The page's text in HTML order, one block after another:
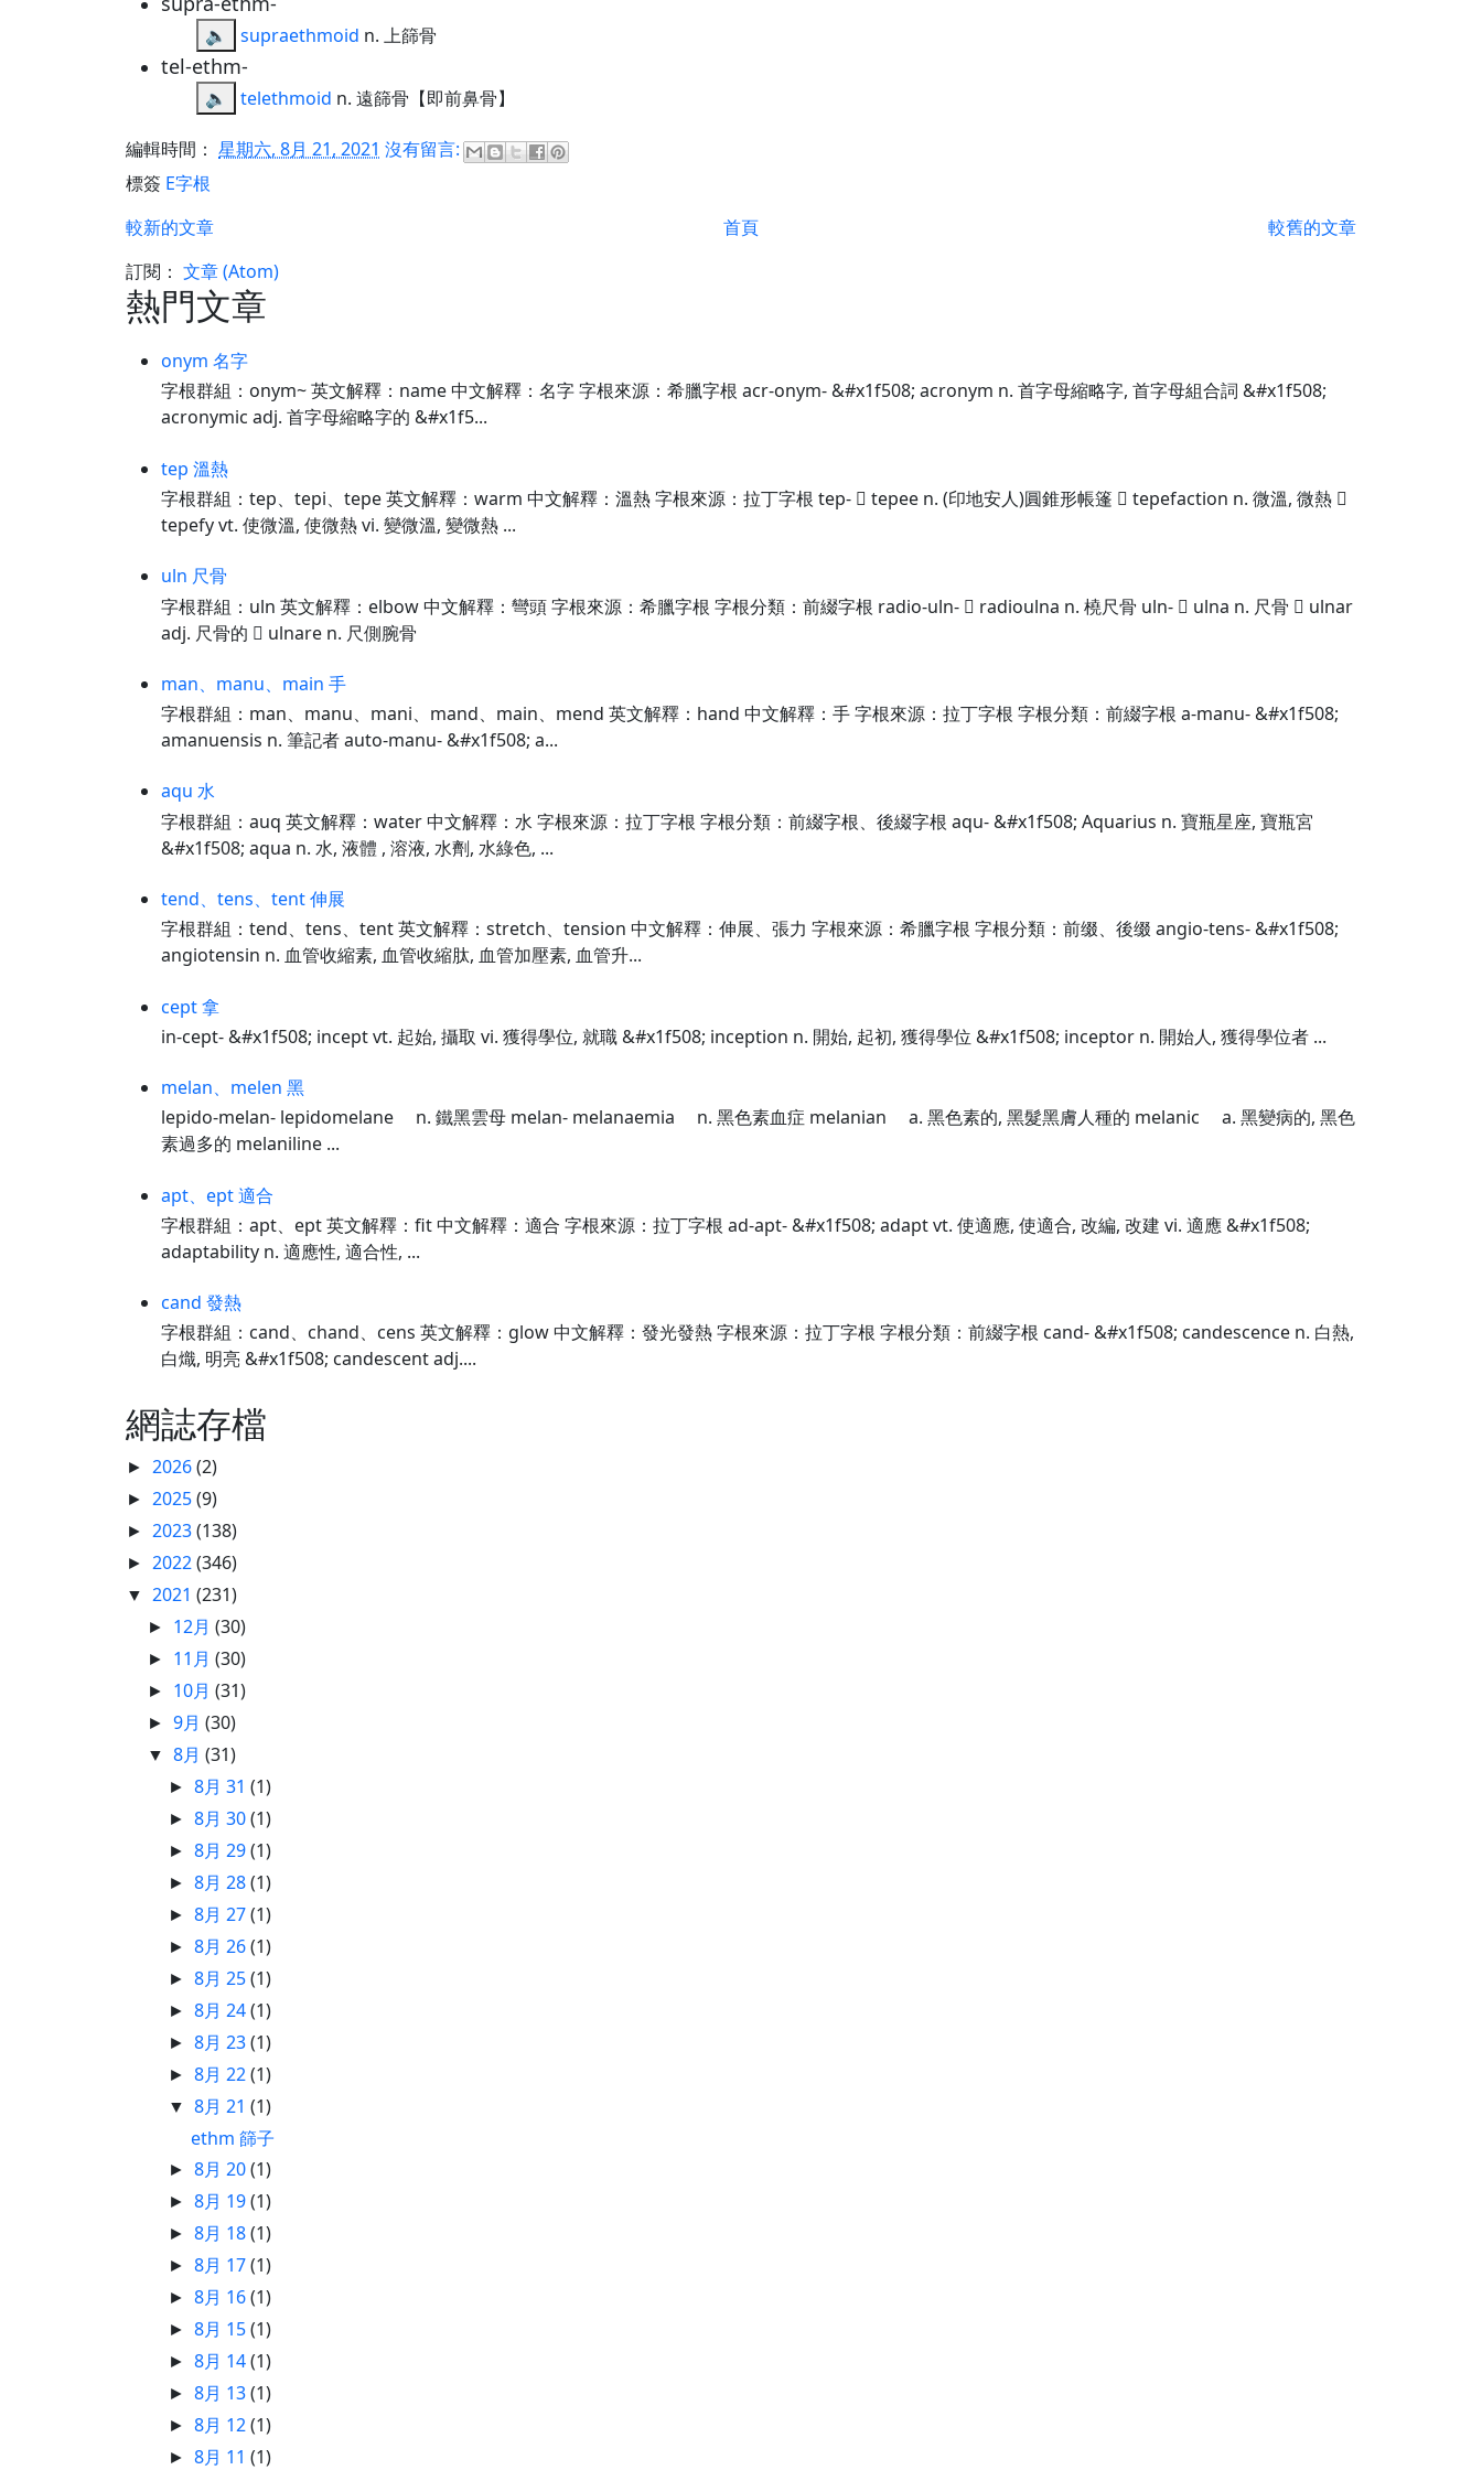
🔈 supraethmoid n. 上篩骨
tel-ethm-
🔈 telethmoid n. 遠篩骨【即前鼻骨】
編輯時間： 星期六, 8月 21, 2021 沒有留言:
標簽 E字根
較新的文章
較舊的文章
首頁
訂閱： 文章 (Atom)
熱門文章
onym 名字
字根群組：onym~ 英文解釋：name 中文解釋：名字 字根來源：希臘字根 acr-onym- &#x1f508; acronym n. 首字母縮略字, 首字母組合詞 &#x1f508;
acronymic adj. 首字母縮略字的 &#x1f5...
tep 溫熱
字根群組：tep、tepi、tepe 英文解釋：warm 中文解釋：溫熱 字根來源：拉丁字根 tep-  tepee n. (印地安人)圓錐形帳篷  tepefaction n. 微溫, 微熱 
tepefy vt. 使微溫, 使微熱 vi. 變微溫, 變微熱 ...
uln 尺骨
字根群組：uln 英文解釋：elbow 中文解釋：彎頭 字根來源：希臘字根 字根分類：前綴字根 radio-uln-  radioulna n. 橈尺骨 uln-  ulna n. 尺骨  ulnar
adj. 尺骨的  ulnare n. 尺側腕骨
man、manu、main 手
字根群組：man、manu、mani、mand、main、mend 英文解釋：hand 中文解釋：手 字根來源：拉丁字根 字根分類：前綴字根 a-manu- &#x1f508;
amanuensis n. 筆記者 auto-manu- &#x1f508; a...
aqu 水
字根群組：auq 英文解釋：water 中文解釋：水 字根來源：拉丁字根 字根分類：前綴字根、後綴字根 aqu- &#x1f508; Aquarius n. 寶瓶星座, 寶瓶宮
&#x1f508; aqua n. 水, 液體 , 溶液, 水劑, 水綠色, ...
tend、tens、tent 伸展
字根群組：tend、tens、tent 英文解釋：stretch、tension 中文解釋：伸展、張力 字根來源：希臘字根 字根分類：前缀、後缀 angio-tens- &#x1f508;
angiotensin n. 血管收縮素, 血管收縮肽, 血管加壓素, 血管升...
cept 拿
in-cept- &#x1f508; incept vt. 起始, 攝取 vi. 獲得學位, 就職 &#x1f508; inception n. 開始, 起初, 獲得學位 &#x1f508; inceptor n. 開始人, 獲得學位者 ...
melan、melen 黑
lepido-melan- lepidomelane n. 鐵黑雲母 melan- melanaemia n. 黑色素血症 melanian a. 黑色素的, 黑髮黑膚人種的 melanic a. 黑變病的, 黑色
素過多的 melaniline ...
apt、ept 適合
字根群組：apt、ept 英文解釋：fit 中文解釋：適合 字根來源：拉丁字根 ad-apt- &#x1f508; adapt vt. 使適應, 使適合, 改編, 改建 vi. 適應 &#x1f508;
adaptability n. 適應性, 適合性, ...
cand 發熱
字根群組：cand、chand、cens 英文解釋：glow 中文解釋：發光發熱 字根來源：拉丁字根 字根分類：前綴字根 cand- &#x1f508; candescence n. 白熱,
白熾, 明亮 &#x1f508; candescent adj....
網誌存檔
► 2026(2)
► 2025(9)
► 2023(138)
► 2022(346)
▼ 2021 (231)
► 12月(30)
► 11月(30)
► 10月(31)
►9月(30)
▼8月(31)
►8月 31(1)
►8月 30(1)
►8月 29(1)
►8月 28(1)
►8月 27(1)
►8月 26(1)
►8月 25(1)
►8月 24(1)
►8月 23(1)
►8月 22(1)
▼8月 21(1)
ethm 篩子
►8月 20(1)
►8月 19(1)
►8月 18(1)
►8月 17(1)
►8月 16(1)
►8月 15(1)
►8月 14(1)
►8月 13(1)
►8月 12(1)
►8月 11(1)